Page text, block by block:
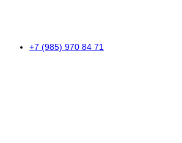
+7 (985) 970 84 71